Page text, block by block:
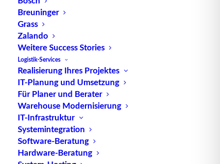
Breuninger
Grass
Zalando
Weitere Success Stories
Logistik-Services
Realisierung Ihres Projektes
IT-Planung und Umsetzung
Für Planer und Berater
Warehouse Modernisierung
IT-Infrastruktur
Systemintegration
Software-Beratung
Hardware-Beratung
Goliath 61 - Die Kunden-
Perspektive von Hermes
Fulfilment zum Projekt
„Goliath 61“ ist ein Retrofit-Großprojekt
der Hermes Fulfilment GmbH, das sich…
by TUP Redaktion